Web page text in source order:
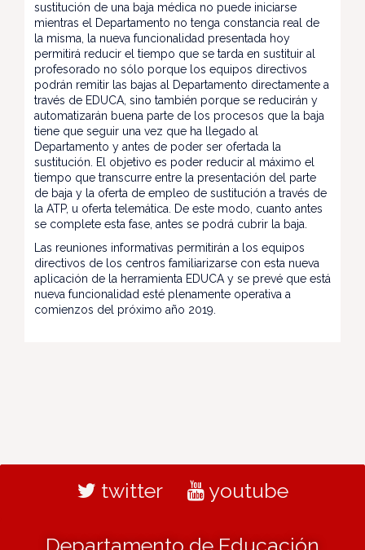
sustitución de una baja médica no puede iniciarse
mientras el Departamento no tenga constancia real de
la misma, la nueva funcionalidad presentada hoy
permitirá reducir el tiempo que se tarda en sustituir al
profesorado no sólo porque los equipos directivos
podrán remitir las bajas al Departamento directamente a
través de EDUCA, sino también porque se reducirán y
automatizarán buena parte de los procesos que la baja
tiene que seguir una vez que ha llegado al
Departamento y antes de poder ser ofertada la
sustitución. El objetivo es poder reducir al máximo el
tiempo que transcurre entre la presentación del parte
de baja y la oferta de empleo de sustitución a través de
la ATP, u oferta telemática. De este modo, cuanto antes
se complete esta fase, antes se podrá cubrir la baja.
Las reuniones informativas permitirán a los equipos
directivos de los centros familiarizarse con esta nueva
aplicación de la herramienta EDUCA y se prevé que está
nueva funcionalidad esté plenamente operativa a
comienzos del próximo año 2019.
twitter youtube
Departamento de Educación